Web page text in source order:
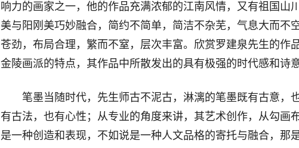
响力的画家之一，他的作品充满浓郁的江南风情，又有祖国山
美与阳刚美巧妙融合，简约不简单，简洁不杂芜，气息大而不
苍劲，布局合理，繁而不窒，层次丰富。欣赏罗建泉先生的作
金陵画派的特点，其作品中所散发出的具有极强的时代感和诗意
笔墨当随时代，先生师古不泥古，淋漓的笔墨既有古意，
有古法，也有心性；从专业的角度来讲，其艺术创作，从勾画
是一种创造和表现，不如说是一种人文品格的寄托与融合，那